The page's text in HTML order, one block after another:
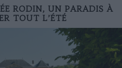
RODIN, UN PARADIS À
TOUT L’ÉTÉ